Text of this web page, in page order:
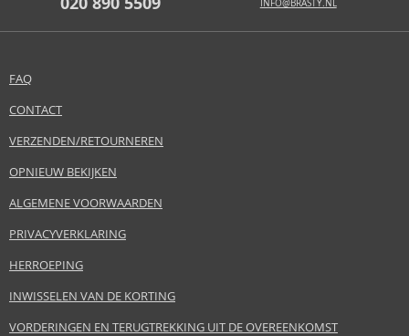
INFO@BRASTY.NL
FAQ
CONTACT
VERZENDEN/RETOURNEREN
OPNIEUW BEKIJKEN
ALGEMENE VOORWAARDEN
PRIVACYVERKLARING
HERROEPING
INWISSELEN VAN DE KORTING
VORDERINGEN EN TERUGTREKKING UIT DE OVEREENKOMST